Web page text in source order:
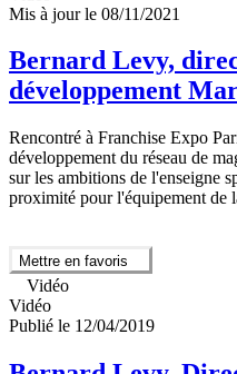
Mis à jour le 08/11/2021
Bernard Levy,
développement
Rencontré à Franchise Expo
développement du réseau de
sur les ambitions de l'enseigne
proximité pour l'équipement de
Mettre en favoris
Vidéo
Vidéo
Publié le 12/04/2019